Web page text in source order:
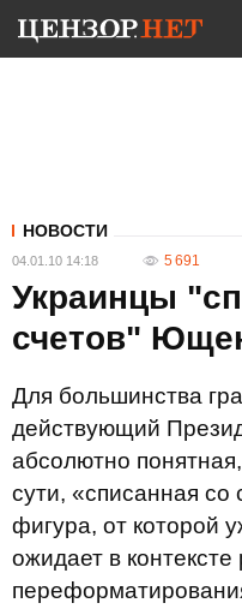
НОВОСТИ
04.01.10 14:18 5 691
Украинцы
счетов"
Для большинства
действующий
абсолютно
сути, «списанная со
фигура, от которой
ожидает в